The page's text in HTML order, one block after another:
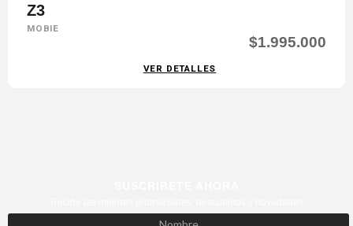
Z3
MOBIE
$1.995.000
VER DETALLES